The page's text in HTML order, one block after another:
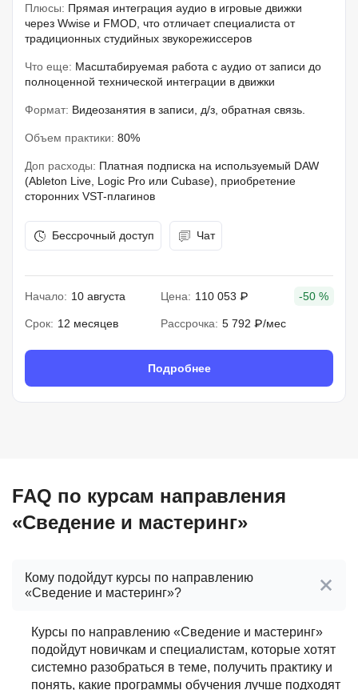
Плюсы: Прямая интеграция аудио в игровые движки
через Wwise и FMOD, что отличает специалиста от
традиционных студийных звукорежиссеров
Что еще: Масштабируемая работа с аудио от записи до
полноценной технической интеграции в движки
Формат: Видеозанятия в записи, д/з, обратная связь.
Объем практики: 80%
Доп расходы: Платная подписка на используемый DAW
(Ableton Live, Logic Pro или Cubase), приобретение
сторонних VST-плагинов
Бессрочный доступ Чат
Начало: 10 августа Цена: 110 053 ₽ -50 %
Срок: 12 месяцев Рассрочка: 5 792 ₽/мес
Подробнее
FAQ по курсам направления
«Сведение и мастеринг»
Кому подойдут курсы по направлению
«Сведение и мастеринг»?
Курсы по направлению «Сведение и мастеринг»
подойдут новичкам и специалистам, которые хотят
системно разобраться в теме, получить практику и
понять, какие программы обучения лучше подходят